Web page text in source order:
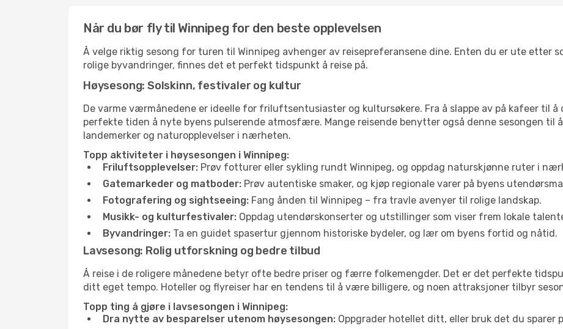
Når du bør fly til Winnipeg for den beste opplevelsen
Å velge riktig sesong for turen til Winnipeg avhenger av reisepreferansene dine. Enten du er ute etter
rolige byvandringer, finnes det et perfekt tidspunkt å reise på.
Høysesong: Solskinn, festivaler og kultur
De varme værmånedene er ideelle for friluftsentusiaster og kultursøkere. Fra å slappe av på kafeer til å
perfekte tiden å nyte byens pulserende atmosfære. Mange reisende benytter også denne sesongen til
landemerker og naturopplevelser i nærheten.
Topp aktiviteter i høysesongen i Winnipeg:
Friluftsopplevelser: Prøv fotturer eller sykling rundt Winnipeg, og oppdag naturskjønne ruter i
Gatemarkeder og matboder: Prøv autentiske smaker, og kjøp regionale varer på byens
Fotografering og sightseeing: Fang ånden til Winnipeg – fra travle avenyer til rolige landskap.
Musikk- og kulturfestivaler: Oppdag utendørskonserter og utstillinger som viser frem lokale
Byvandringer: Ta en guidet spasertur gjennom historiske bydeler, og lær om byens fortid og nåtid.
Lavsesong: Rolig utforskning og bedre tilbud
Å reise i de roligere månedene betyr ofte bedre priser og færre folkemengder. Det er det perfekte
ditt eget tempo. Hoteller og flyreiser har en tendens til å være billigere, og noen attraksjoner tilbyr
Topp ting å gjøre i lavsesongen i Winnipeg:
Dra nytte av besparelser utenom høysesongen: Oppgrader hotellet ditt, eller bruk det du sparer